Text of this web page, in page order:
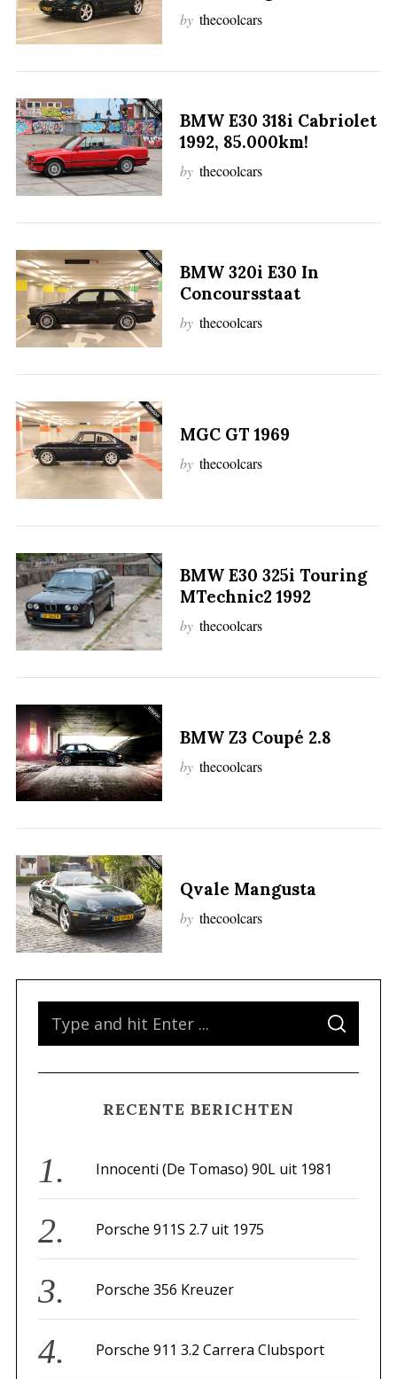
by thecoolcars
BMW E30 318i Cabriolet
1992, 85.000km!
by thecoolcars
BMW 320i E30 In
Concoursstaat
by thecoolcars
MGC GT 1969
by thecoolcars
BMW E30 325i Touring
MTechnic2 1992
by thecoolcars
BMW Z3 Coupé 2.8
by thecoolcars
Qvale Mangusta
by thecoolcars
f
o
:
S
A
C
RECENTE BERICHTEN
Innocenti (De Tomaso) 90L uit 1981
Porsche 911S 2.7 uit 1975
Porsche 356 Kreuzer
Porsche 911 3.2 Carrera Clubsport
c
h
o
: